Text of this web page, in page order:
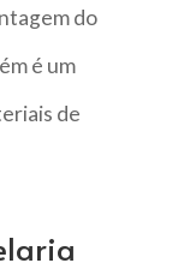
do
é um
de